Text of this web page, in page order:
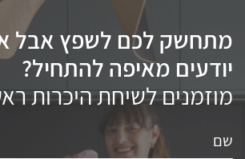
מתחשק לכם לשפץ אבל
יודעים מאיפה להתחיל?
מוזמנים לשיחת היכרות